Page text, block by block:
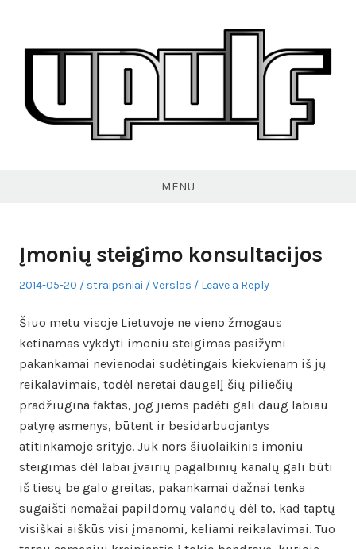
content
MENU
Įmonių steigimo konsultacijos
Posted
2014-05-20 Author
straipsniai
Posted
Verslas Leave a Reply
Šiuo metu visoje Lietuvoje ne vieno žmogaus
ketinamas vykdyti imoniu steigimas pasižymi
pakankamai nevienodai sudėtingais kiekvienam iš jų
reikalavimais, todėl neretai daugelį šių piliečių
pradžiugina faktas, jog jiems padėti gali daug labiau
patyrę asmenys, būtent ir besidarbuojantys
atitinkamoje srityje. Juk nors šiuolaikinis imoniu
steigimas dėl labai įvairių pagalbinių kanalų gali būti
iš tiesų be galo greitas, pakankamai dažnai tenka
sugaišti nemažai papildomų valandų dėl to, kad taptų
visiškai aiškūs visi įmanomi, keliami reikalavimai. Tuo